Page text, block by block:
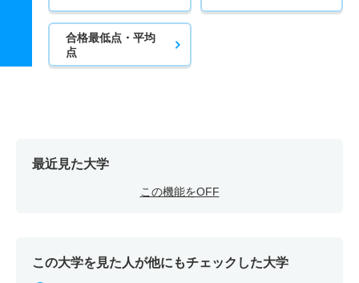
合格最低点・平均
点
最近見た大学
この機能をOFF
この大学を見た人が他にもチェックした大学